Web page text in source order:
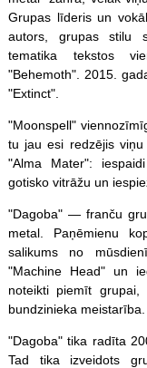
Grupas līderis un
autors, grupas stilu
tematika tekstos
"Behemoth". 2015.
"Extinct".
"Moonspell"
tu jau esi redzējis
"Alma Mater":
gotisko vitrāžu un
"Dagoba" — franču
metal. Paņēmienu
salikums no
"Machine Head" un
noteikti piemīt
bundzinieka meistarība.
"Dagoba" tika radīta
Tad tika izveidots